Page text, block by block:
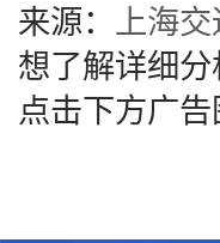
来源：
上海
想了解详细
点击下方广